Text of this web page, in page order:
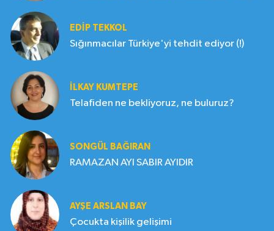
EDIP TEKKOL
Sığınmacılar Türkiye'yi tehdit ediyor (!)
İLKAY KUMTEPE
Telafiden ne bekliyoruz, ne buluruz?
SONGÜL BAĞIRAN
RAMAZAN AYI SABIR AYIDIR
AYŞE ARSLAN BAY
Çocukta kişilik gelişimi